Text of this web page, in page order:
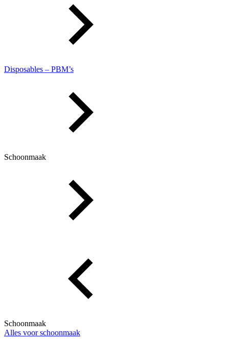
Disposables – PBM’s
Schoonmaak
Schoonmaak
Alles voor schoonmaak